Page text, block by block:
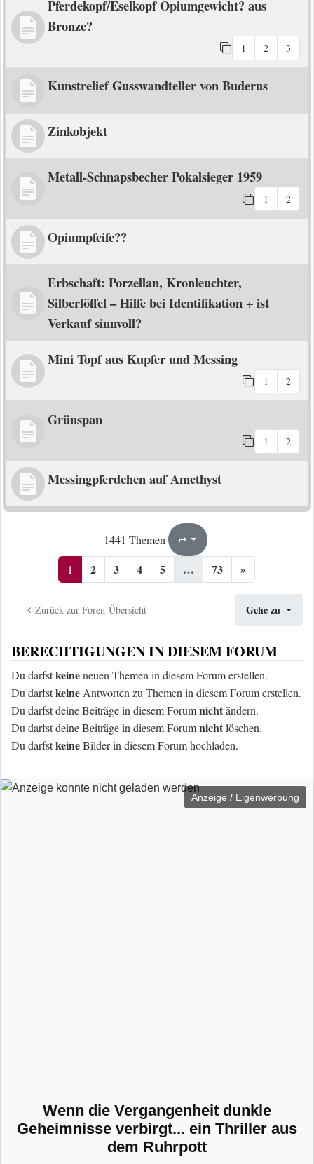
Pferdekopf/Eselkopf Opiumgewicht? aus
Bronze?
1 2 3
Kunstrelief Gusswandteller von Buderus
Zinkobjekt
Metall-Schnapsbecher Pokalsieger 1959
1 2
Opiumpfeife??
Erbschaft: Porzellan, Kronleuchter,
Silberlöffel – Hilfe bei Identifikation + ist
Verkauf sinnvoll?
Mini Topf aus Kupfer und Messing
1 2
Grünspan
1 2
Messingpferdchen auf Amethyst
1441 Themen Seite1
1 2 3 4 5 … 73 »
Zurück zur Foren-Übersicht Gehe zu
BERECHTIGUNGEN IN DIESEM FORUM
Du darfstkeineneuen Themen in diesem Forum erstellen.
Du darfstkeineAntworten zu Themen in diesem Forum erstellen.
Du darfst deine Beiträge in diesem Forumnichtändern.
Du darfst deine Beiträge in diesem Forumnichtlöschen.
Du darfstkeineBilder in diesem Forum hochladen.
Anzeige / Eigenwerbung
Wenn die Vergangenheit dunkle
Geheimnisse verbirgt... ein Thriller aus
dem Ruhrpott